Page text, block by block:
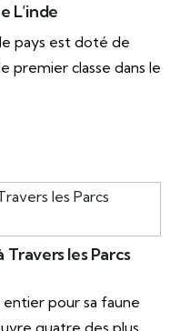
L’inde
pays est doté de
premier classe dans le
Travers les Parcs
pour sa faune
quatre des plus